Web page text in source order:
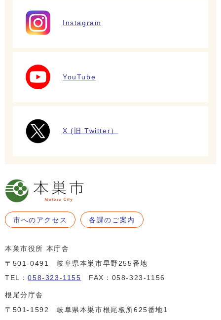
Instagram
YouTube
X (旧 Twitter）
市へのアクセス 各課のご案内
本巣市役所 本庁舎
〒501-0491 岐阜県本巣市早野255番地
TEL：058-323-1155 FAX：058-323-1156
根尾分庁舎
〒501-1592 岐阜県本巣市根尾板所625番地1